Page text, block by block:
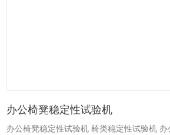
办公椅凳稳定性试验机
办公椅凳稳定性试验机 椅类稳定性试验机